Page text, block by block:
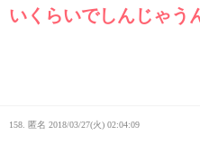
いくらいでしんじゃう
158. 匿名 2018/03/27(火) 02:04:09